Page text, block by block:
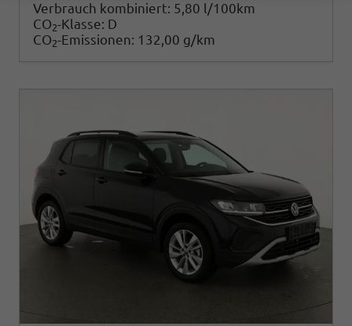
Verbrauch kombiniert: 5,80 l/100km
CO2-Klasse: D
CO2-Emissionen: 132,00 g/km